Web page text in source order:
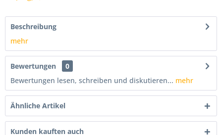
Beschreibung
mehr
Bewertungen
0
Bewertungen lesen, schreiben und diskutieren... mehr
Ähnliche Artikel
Kunden kauften auch